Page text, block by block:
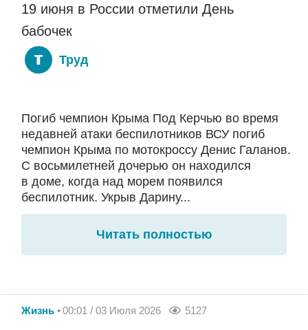
19 июня в России отметили День
бабочек
Труд
Погиб чемпион Крыма Под Керчью во время
недавней атаки беспилотников ВСУ погиб
чемпион Крыма по мотокроссу Денис Галанов.
С восьмилетней дочерью он находился
в доме, когда над морем появился
беспилотник. Укрыв Дарину...
Читать полностью
Жизнь 00:01 / 03 Июля 2026 5127